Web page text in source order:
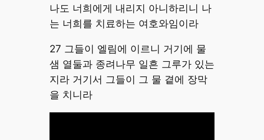
나도 너희에게 내리지 아니하리니 나
는 너희를 치료하는 여호와임이라
27 그들이 엘림에 이르니 거기에 물
샘 열둘과 종려나무 일흔 그루가 있는
지라 거기서 그들이 그 물 곁에 장막
을 치니라